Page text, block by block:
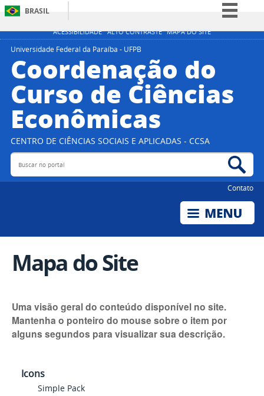
ACESSIBILIDADE ALTO CONTRASTE MAPA DO SITE
BRASIL
Simplifique!
Participe
Acesso à informação
Legislação
Universidade Federal da Paraíba - UFPB
Coordenação do
Curso de Ciências
Econômicas
CENTRO DE CIÊNCIAS SOCIAIS E APLICADAS - CCSA
Buscar no portal
Contato
Mapa do Site
Uma visão geral do conteúdo disponível no site.
Mantenha o ponteiro do mouse sobre o item por
alguns segundos para visualizar sua descrição.
Icons
Simple Pack